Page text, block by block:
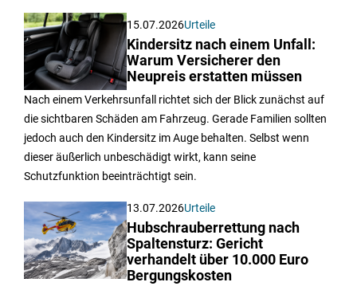
15.07.2026Urteile
Kindersitz nach einem Unfall:
Warum Versicherer den
Neupreis erstatten müssen
Nach einem Verkehrsunfall richtet sich der Blick zunächst auf
die sichtbaren Schäden am Fahrzeug. Gerade Familien sollten
jedoch auch den Kindersitz im Auge behalten. Selbst wenn
dieser äußerlich unbeschädigt wirkt, kann seine
Schutzfunktion beeinträchtigt sein.
13.07.2026Urteile
Hubschrauberrettung nach
Spaltensturz: Gericht
verhandelt über 10.000 Euro
Bergungskosten